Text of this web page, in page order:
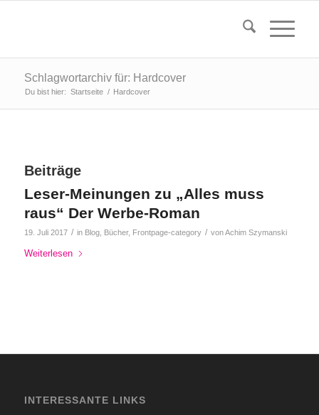
Schlagwortarchiv für: Hardcover
Du bist hier: Startseite / Hardcover
Beiträge
Leser-Meinungen zu „Alles muss
raus“ Der Werbe-Roman
19. Juli 2017 / in Blog, Bücher, Frontpage-category / vonAchim Szymanski
Weiterlesen
INTERESSANTE LINKS